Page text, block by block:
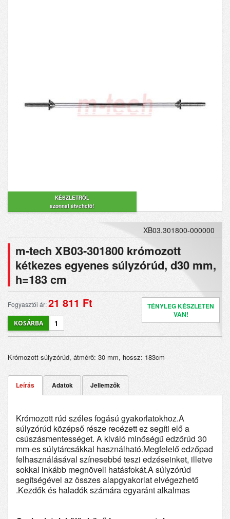
KÉSZLETRŐL
azonnal átvehető!
XB03.301800-000000
m-tech XB03-301800 krómozott
kétkezes egyenes súlyzórúd, d30 mm,
h=183 cm
Fogyasztói ár:21 811 Ft
TÉNYLEG KÉSZLETEN
VAN!
Krómozott súlyzórúd, átmérő: 30 mm, hossz: 183cm
Leírás Adatok Jellemzők
Krómozott rúd széles fogású gyakorlatokhoz.A
súlyzórúd középső része recézett ez segíti elő a
csúszásmentességet. A kiváló minőségű edzőrúd 30
mm-es súlytárcsákkal használható.Megfelelő edzőpad
felhasználásával színesebbé teszi edzéseinket, illetve
sokkal inkább megnöveli hatásfokát.A súlyzórúd
segítségével az összes alapgyakorlat elvégezhető
.Kezdők és haladók számára egyaránt alkalmas